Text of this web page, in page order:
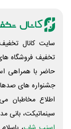
سایت کانال
تخفیف فروشگاه
حاضر با همراهی
جشنواره های صدها
اطلاع مخاطبان
سینماتیکت، بانی